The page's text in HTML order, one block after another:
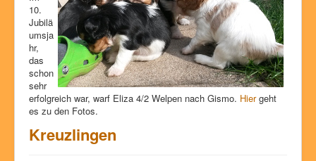
Kontakt
10.
Jubilä
umsja
hr,
das
schon
sehr
erfolgreich war, warf Eliza 4/2 Welpen nach Gismo. Hiergeht
es zu den Fotos.
Kreuzlingen